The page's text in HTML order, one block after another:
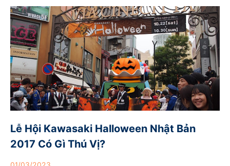
Lễ Hội Kawasaki Halloween Nhật Bản
2017 Có Gì Thú Vị?